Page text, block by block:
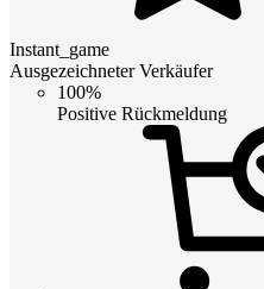
Instant_game
Ausgezeichneter Verkäufer
100%
Positive Rückmeldung